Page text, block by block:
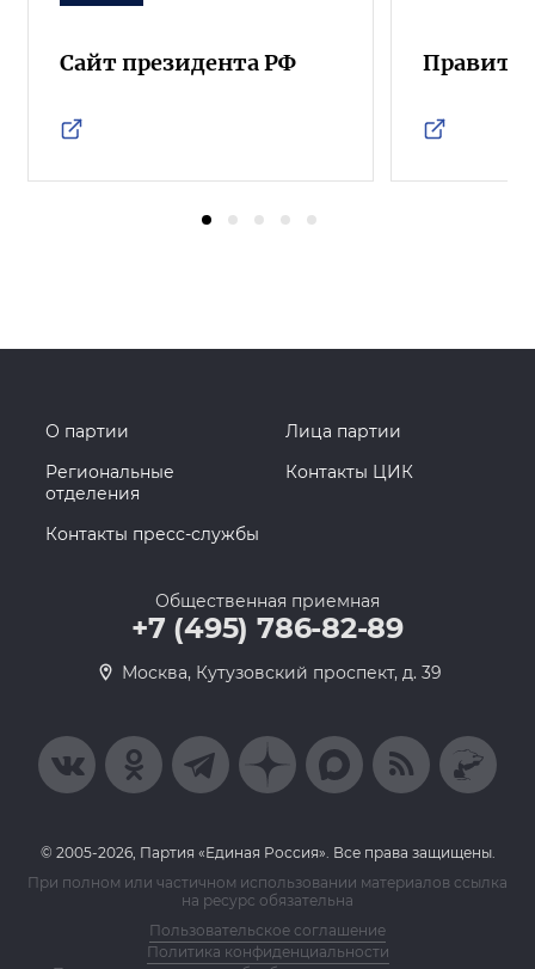
Сайт президента РФ
О партии
Лица партии
Региональные
отделения
Контакты ЦИК
Контакты пресс-службы
Общественная приемная
+7 (495) 786-82-89
Москва, Кутузовский проспект, д. 39
© 2005-2026, Партия «Единая Россия». Все права защищены.
При полном или частичном использовании материалов ссылка
на ресурс обязательна
Пользовательское соглашение
Политика конфиденциальности